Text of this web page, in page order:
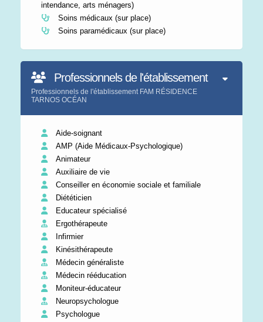
intendance, arts ménagers)
Soins médicaux (sur place)
Soins paramédicaux (sur place)
Professionnels de l'établissement
Professionnels de l'établissement FAM RÉSIDENCE
TARNOS OCÉAN
Aide-soignant
AMP (Aide Médicaux-Psychologique)
Animateur
Auxiliaire de vie
Conseiller en économie sociale et familiale
Diététicien
Educateur spécialisé
Ergothérapeute
Infirmier
Kinésithérapeute
Médecin généraliste
Médecin rééducation
Moniteur-éducateur
Neuropsychologue
Psychologue